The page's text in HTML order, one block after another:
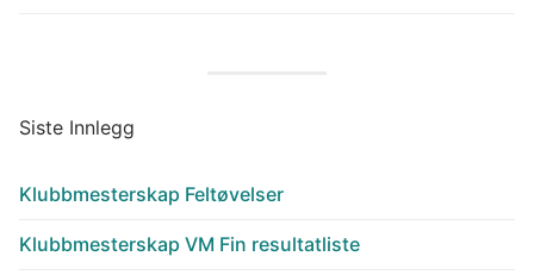
Siste Innlegg
Klubbmesterskap Feltøvelser
Klubbmesterskap VM Fin resultatliste